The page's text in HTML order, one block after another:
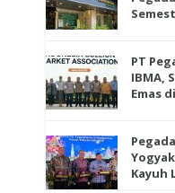
PT
IBMA,
Emas
Kayuh